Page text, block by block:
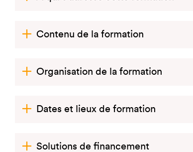
Contenu de la formation
Organisation de la formation
Dates et lieux de formation
Solutions de financement